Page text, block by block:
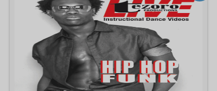
initial
était :
$19.95.
actuel
est :
$5.95.